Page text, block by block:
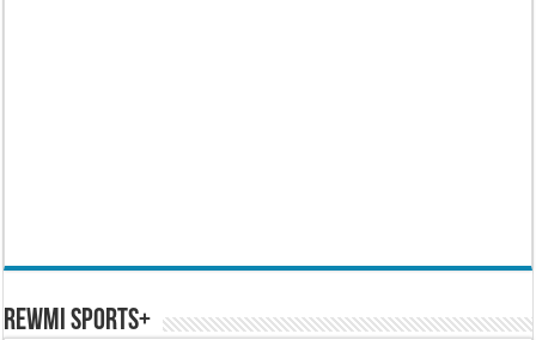
REWMI SPORTS+